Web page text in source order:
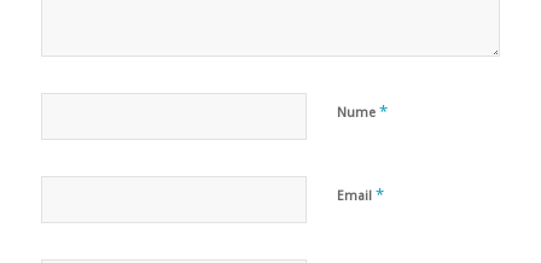
Nume *
Email *